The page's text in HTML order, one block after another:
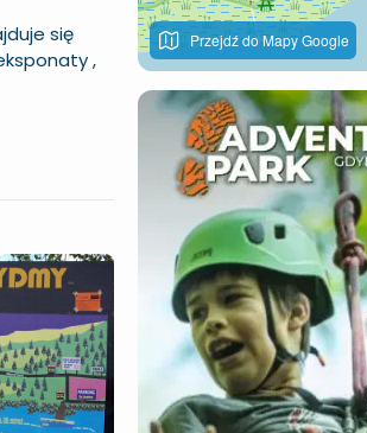
się
,
Przejdź do Mapy Google